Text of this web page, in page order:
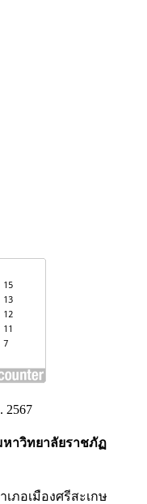
2567
าวิทยาลัยราชภัฏ
ภอเมืองศรีสะเกษ